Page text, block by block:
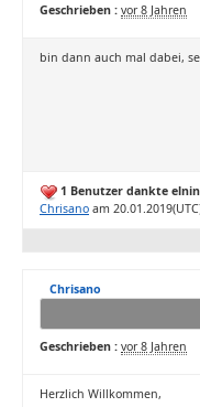
Geschrieben : vor 8 Jahren
bin dann auch mal dabei,
1 Benutzer dankte
Chrisano am
Chrisano
Geschrieben : vor 8 Jahren
Herzlich Willkommen,